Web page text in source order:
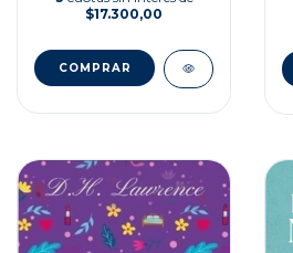
$17.300,00